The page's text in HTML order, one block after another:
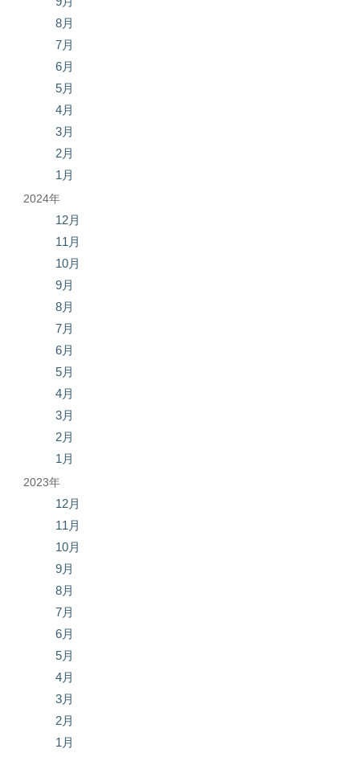
8月
7月
6月
5月
4月
3月
2月
1月
2024年
12月
11月
10月
9月
8月
7月
6月
5月
4月
3月
2月
1月
2023年
12月
11月
10月
9月
8月
7月
6月
5月
4月
3月
2月
1月